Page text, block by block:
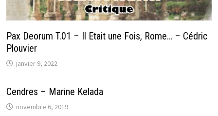
Pax Deorum T.01 – Il Etait une Fois, Rome… – Cédric
Plouvier
janvier 9, 2022
Cendres – Marine Kelada
novembre 6, 2019